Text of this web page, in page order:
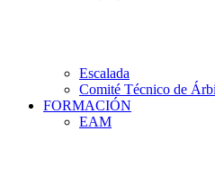
Escalada
Comité Técnico de
FORMACIÓN
EAM